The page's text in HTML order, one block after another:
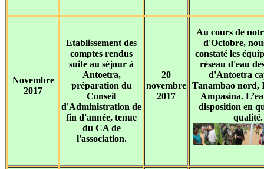
Novembre
2017
Etablissement des
comptes rendus
suite au séjour à
Antoetra,
préparation du
Conseil
d'Administration de
fin d'année, tenue
du CA de
l'association.
20
novembre
2017
Au cours de
d'Octobre,
constaté les
réseau d'eau
d'Antoetra
Tanambao nord,
Ampasina.
disposition en
qualité.